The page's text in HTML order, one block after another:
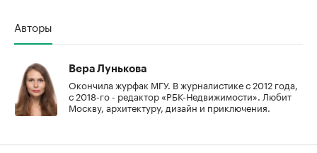
Авторы
Вера Лунькова
Окончила журфак МГУ. В журналистике с 2012 года,
с 2018-го - редактор «РБК-Недвижимости». Любит
Москву, архитектуру, дизайн и приключения.